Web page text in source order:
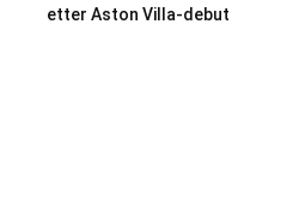
etter Aston Villa-debut